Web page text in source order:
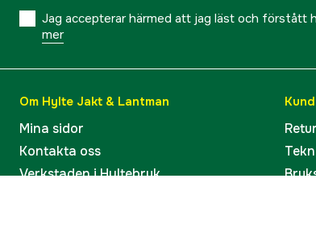
Jag accepterar härmed att jag läst och förstått
mer
Om Hylte Jakt & Lantman
Mina sidor
Kontakta oss
Verkstaden i Hyltebruk